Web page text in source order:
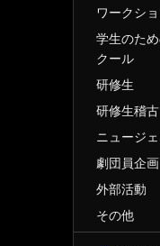
ワークシ
学生のた
クール
研修生
研修生稽古
ニュージ
劇団員企画
外部活動
その他